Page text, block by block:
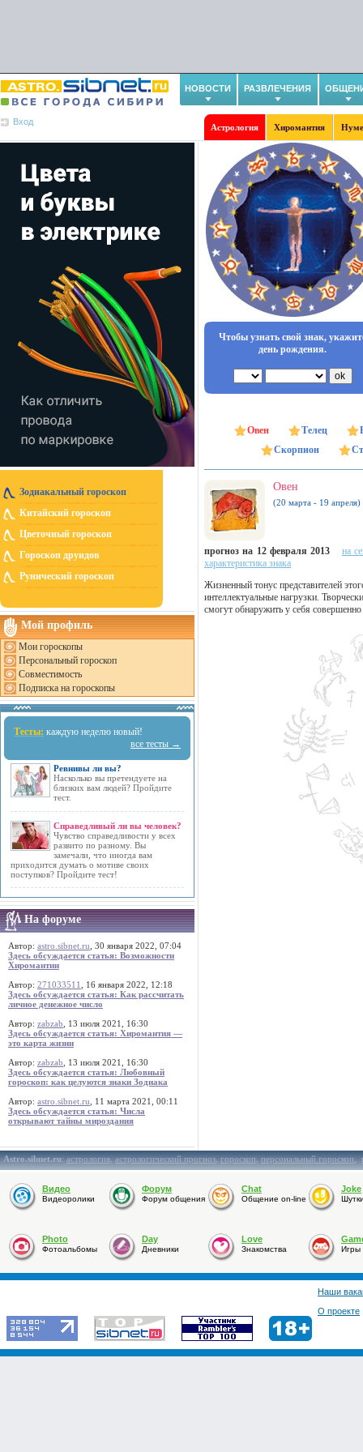
НОВОСТИ РАЗВЛЕЧЕНИЯ
Вход
Астрология Хиромантия
Зодиакальный гороскоп
Китайский гороскоп
Цветочный гороскоп
Гороскоп друидов
Рунический гороскоп
Мой профиль
Мои гороскопы
Персональный гороскоп
Совместимость
Подписка на гороскопы
Тесты: каждую неделю новый!
все тесты →
Ревнивы ли вы?
Насколько вы претендуете на
близких вам людей? Пройдите
тест.
Справедливый ли вы человек?
Чувство справедливости у всех
развито по разному. Вы
замечали, что иногда вам
приходится думать о мотиве своих
поступков? Пройдите тест!
На форуме
Автор: astro.sibnet.ru , 30 января 2022, 07:04
Здесь обсуждается статья: Возможности
Хиромантии
Автор: 271033511
, 16 января 2022, 12:18
Здесь обсуждается статья: Как рассчитать
личное денежное число
Автор: zabzab , 13 июля 2021, 16:30
Здесь обсуждается статья: Хиромантия —
это карта жизни
Автор: zabzab , 13 июля 2021, 16:30
Здесь обсуждается статья: Любовный
гороскоп: как целуются знаки Зодиака
Автор: astro.sibnet.ru , 11 марта 2021, 00:11
Здесь обсуждается статья: Числа
открывают тайны мироздания
Чтобы узнать свой знак,
день рождения.
Овен Телец
Скорпион
Овен
(20 марта - 19 апреля)
прогноз на 12 февраля 2013
на
характеристика знака
Жизненный тонус представителей
интеллектуальные нагрузки.
смогут обнаружить у себя
Astro.sibnet.ru:астрология,астрологический прогноз,гороскоп,персональный гороскоп,
Видео
Видеоролики
Форум
Форум общения
Chat
Общение on-line
Joke
Photo
Фотоальбомы
Day
Дневники
Love
Знакомства Игры
Наши
О проекте